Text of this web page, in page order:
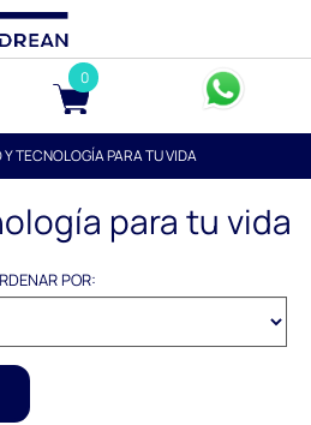
0
Y TECNOLOGÍA PARA TU VIDA
para tu vida
POR: